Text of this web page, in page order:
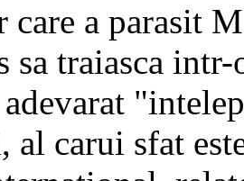
care a parasit
sa traiasca
al carui sfat